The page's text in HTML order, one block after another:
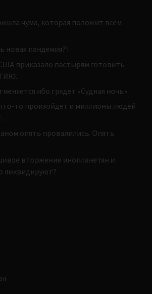
чума, которая положит всем
новая пандемия?!
приказало пастырям готовить
ибо грядет «Судная ночь».
то произойдет и миллионы людей
опять провалились. Опять
вторжение инопланетян и
ликвидируют?